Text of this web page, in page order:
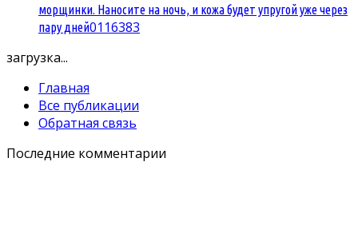
морщинки. Наносите на ночь, и кожа будет упругой уже через
пару дней0116383
загрузка...
Главная
Все публикации
Обратная связь
Последние комментарии